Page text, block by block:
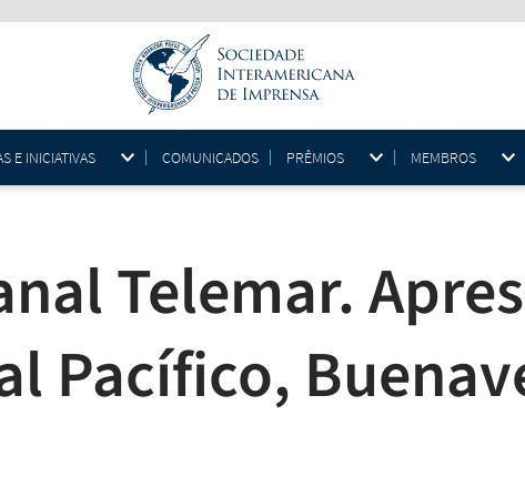
E INICIATIVAS COMUNICADOS PRÊMIOS MEMBROS
Telemar.
Pacífico,